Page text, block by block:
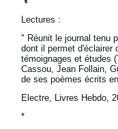
Lectures :
" Réunit le journal tenu
dont il permet d'éclairer
témoignages et études
Cassou, Jean Follain,
de ses poèmes écrits
Electre, Livres Hebdo,
*